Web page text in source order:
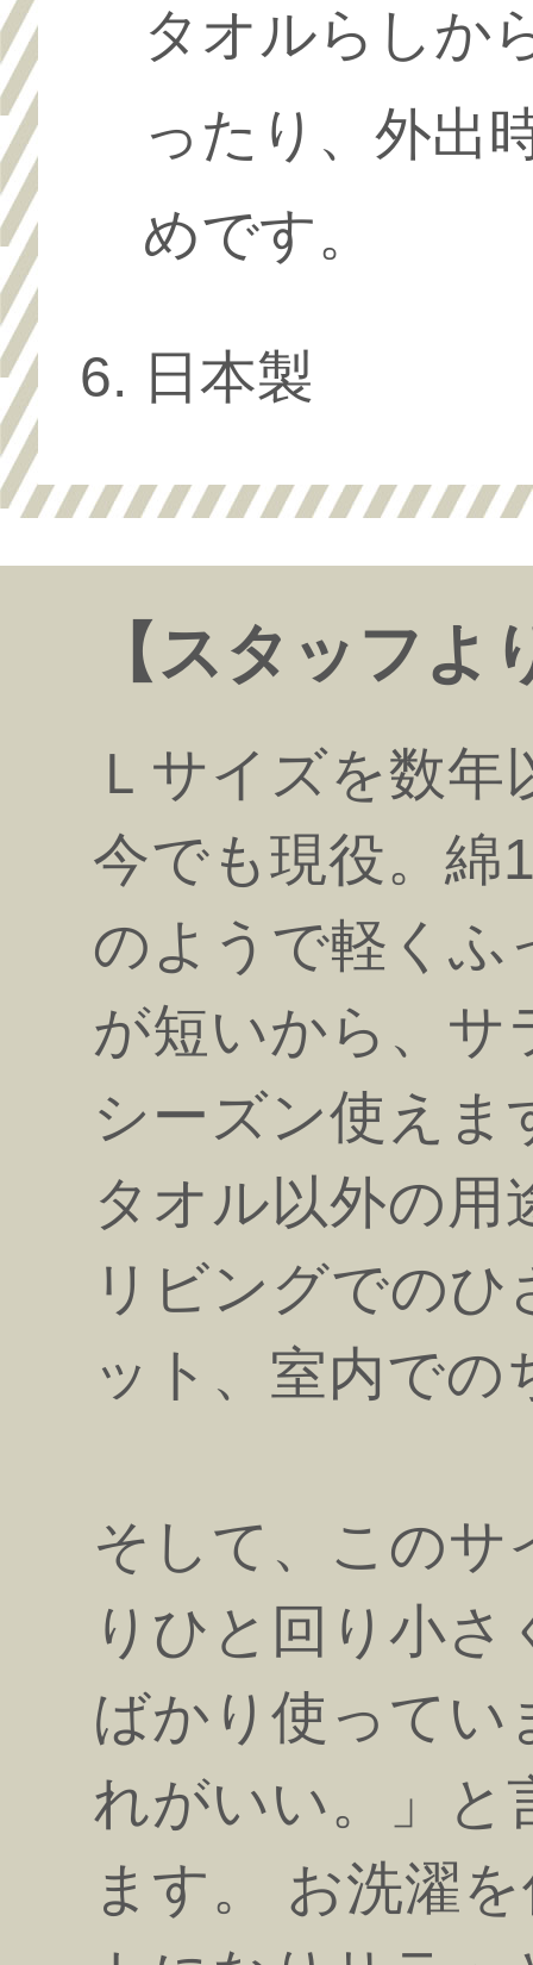
タオルらしか
ったり、外出
めです。
日本製
【スタッフよ
Ｌサイズを数
今でも現役。綿
のようで軽くふ
が短いから、サ
シーズン使え
タオル以外の用
リビングでの
ット、室内で
そして、このサ
りひと回り小
ばかり使ってい
れがいい。」と
ます。 お洗濯